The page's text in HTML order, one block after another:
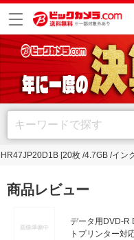
[20枚 /4.7GB /イ
商品レビュー
データ用DVD-R
トプリンター対